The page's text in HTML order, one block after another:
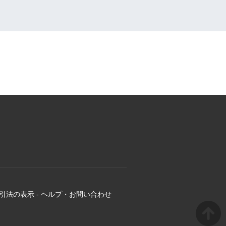
法の表示 - ヘルプ・お問い合わせ